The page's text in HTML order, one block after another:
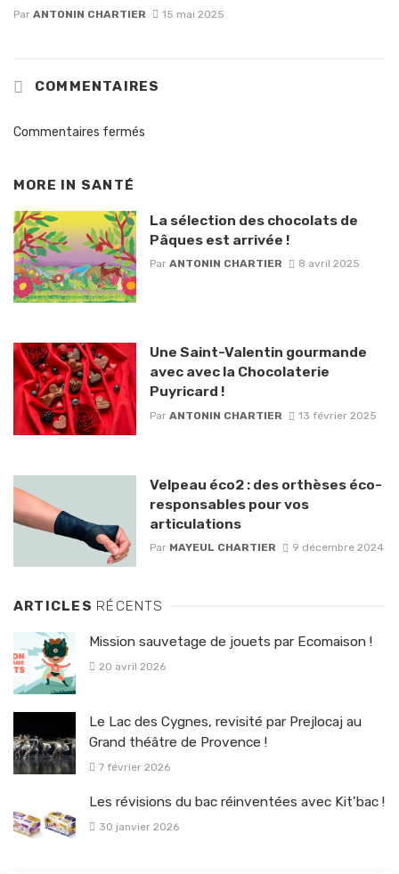
Par ANTONIN CHARTIER 15 mai 2025
COMMENTAIRES
Commentaires fermés
MORE IN SANTÉ
La sélection des chocolats de
Pâques est arrivée !
Par ANTONIN CHARTIER 8 avril 2025
Une Saint-Valentin gourmande
avec avec la Chocolaterie
Puyricard !
Par ANTONIN CHARTIER 13 février 2025
Velpeau éco2 : des orthèses éco-
responsables pour vos
articulations
Par MAYEUL CHARTIER 9 décembre 2024
ARTICLES RÉCENTS
Mission sauvetage de jouets par Ecomaison !
20 avril 2026
Le Lac des Cygnes, revisité par Prejlocaj au
Grand théâtre de Provence !
7 février 2026
Les révisions du bac réinventées avec Kit’bac !
30 janvier 2026